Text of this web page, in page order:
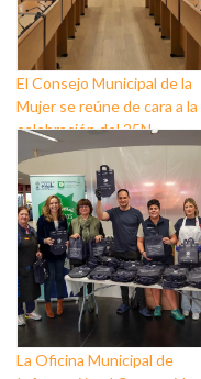
El Consejo Municipal de la
Mujer se reúne de cara a la
celebración del 25N
La Oficina Municipal de